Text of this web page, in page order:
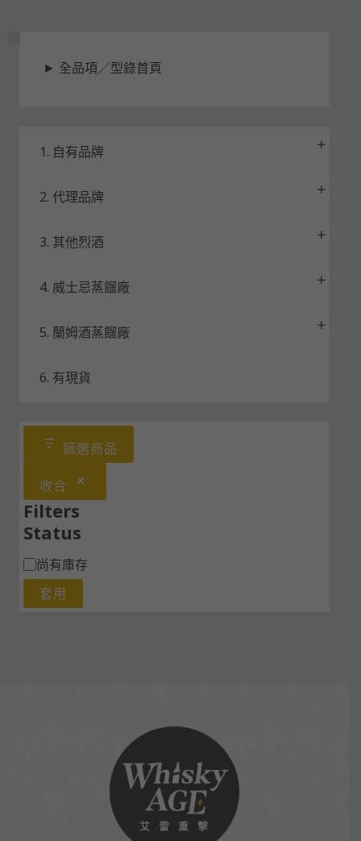
► 全品項／型錄首頁
1. 自有品牌
2. 代理品牌
3. 其他烈酒
4. 威士忌蒸餾廠
5. 蘭姆酒蒸餾廠
6. 有現貨
篩選商品
收合
Filters
Status
尚有庫存
套用